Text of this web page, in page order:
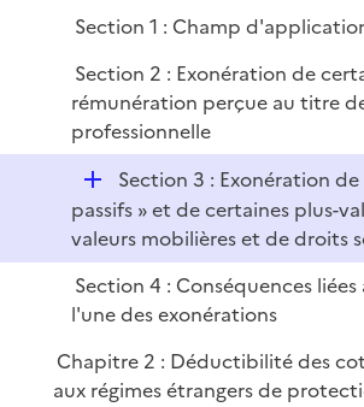
e
r
p
r
Section 1 : Champ
Section 2 : Exonération de
rémunération perçue au titre
professionnelle
D
é
p
l
i
e
r
Section 3 : Exonération
passifs » et de certaines plus-
valeurs mobilières et de droits
Section 4 : Conséquences
l'une des exonérations
Chapitre 2 : Déductibilité des
aux régimes étrangers de